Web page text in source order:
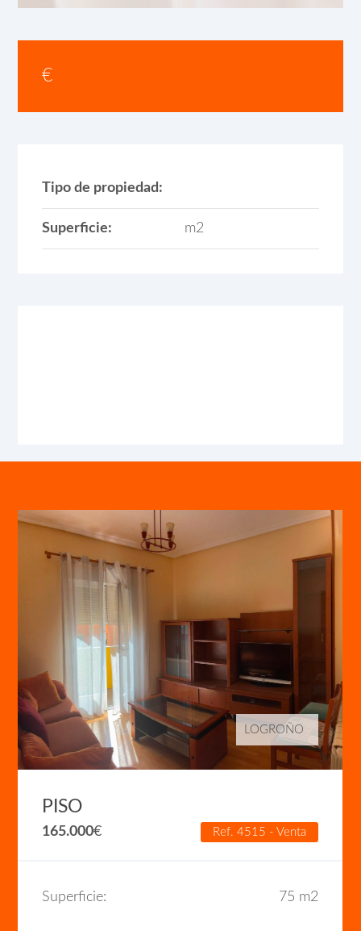
€
Tipo de propiedad:
Superficie: m2
LOGROÑO
PISO
165.000€ Ref. 4515 - Venta
Superficie: 75 m2